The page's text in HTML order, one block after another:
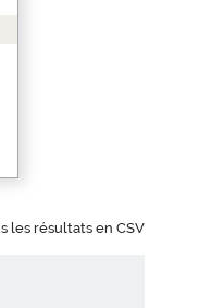
les résultats en CSV